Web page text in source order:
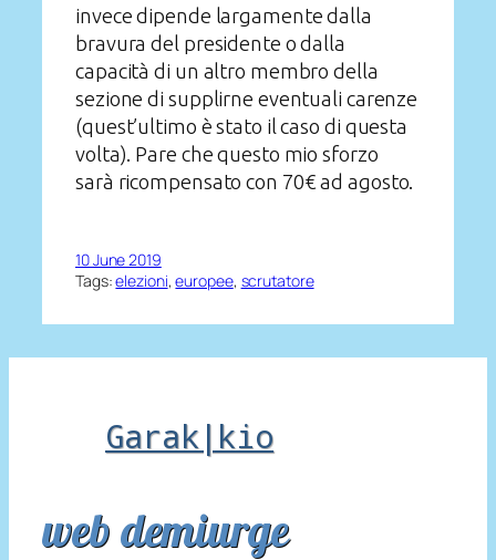
invece dipende largamente dalla
bravura del presidente o dalla
capacità di un altro membro della
sezione di supplirne eventuali carenze
(quest’ultimo è stato il caso di questa
volta). Pare che questo mio sforzo
sarà ricompensato con 70€ ad agosto.
10 June 2019
Tags:elezioni, europee, scrutatore
Garak|kio
web demiurge